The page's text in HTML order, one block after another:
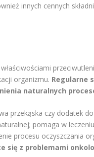
innych cennych
organizmu. Regularne
naturalnych
przekąska czy dodatek
pomaga w
procesu oczyszczania
się z problemami